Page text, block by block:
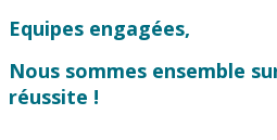
Equipes engagées,
Nous sommes ensemble
réussite !